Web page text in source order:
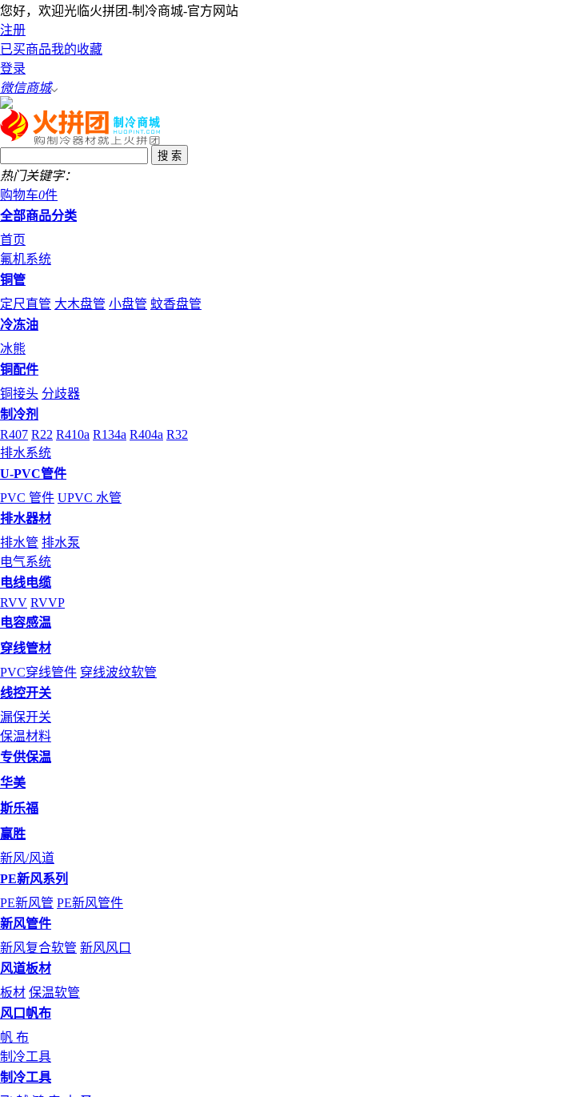
您好，欢迎光临火拼团-制冷商城-官方网站
注册
已买商品我的收藏
登录
微信商城
热门关键字：
购物车0件
全部商品分类
首页
氟机系统
铜管
定尺直管 大木盘管 小盘管 蚊香盘管
冷冻油
冰熊
铜配件
铜接头 分歧器
制冷剂
R407 R22 R410a R134a R404a R32
排水系统
U-PVC管件
PVC 管件 UPVC 水管
排水器材
排水管 排水泵
电气系统
电线电缆
RVV RVVP
电容感温
穿线管材
PVC穿线管件 穿线波纹软管
线控开关
漏保开关
保温材料
专供保温
华美
斯乐福
赢胜
新风/风道
PE新风系列
PE新风管 PE新风管件
新风管件
新风复合软管 新风风口
风道板材
板材 保温软管
风口帆布
帆 布
制冷工具
制冷工具